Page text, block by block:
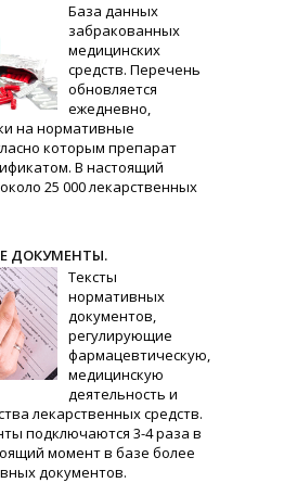
База данных
забракованных
медицинских
средств. Перечень
обновляется
ежедневно,
на нормативные
которым препарат
В настоящий
25 000 лекарственных
ДОКУМЕНТЫ.
Тексты
нормативных
документов,
регулирующие
фармацевтическую,
медицинскую
деятельность и
лекарственных средств.
подключаются 3-4 раза в
момент в базе более
документов.